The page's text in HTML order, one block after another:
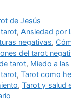
de Jesús
, Ansiedad por
negativas,
del tarot
tarot, Miedo a
tarot, Tarot como
, Tarot y salud